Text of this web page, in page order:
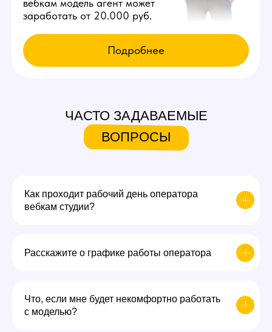
ЧАСТО ЗАДАВАЕМЫЕ
ВОПРОСЫ
Как проходит рабочий день оператора
вебкам студии?
Расскажите о графике работы оператора
Что, если мне будет некомфортно работать
с моделью?